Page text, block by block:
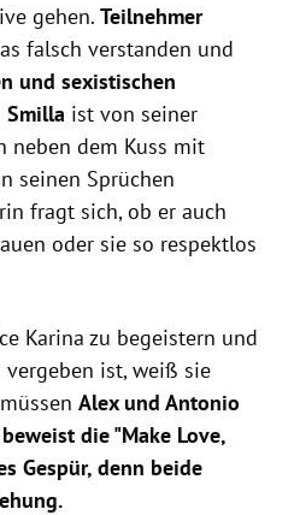
gehen. Teilnehmer
falsch verstanden und
und sexistischen
Smilla ist von seiner
neben dem Kuss mit
seinen Sprüchen
fragt sich, ob er auch
oder sie so respektlos
Karina zu begeistern und
ist, weiß sie
Alex und Antonio
die "Make Love,
Gespür, denn beide